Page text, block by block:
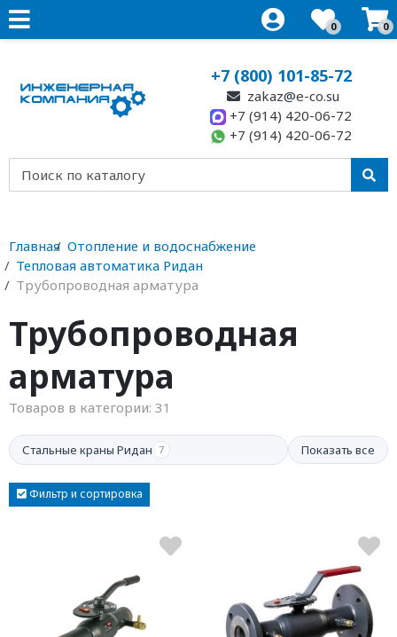
0 0
+7 (800) 101-85-72
zakaz@e-co.su
+7 (914) 420-06-72
+7 (914) 420-06-72
Главная Отопление и водоснабжение
Тепловая автоматика Ридан
Трубопроводная арматура
Трубопроводная
арматура
Товаров в категории: 31
Стальные краны Ридан 7 Показать все
Фильтр и сортировка